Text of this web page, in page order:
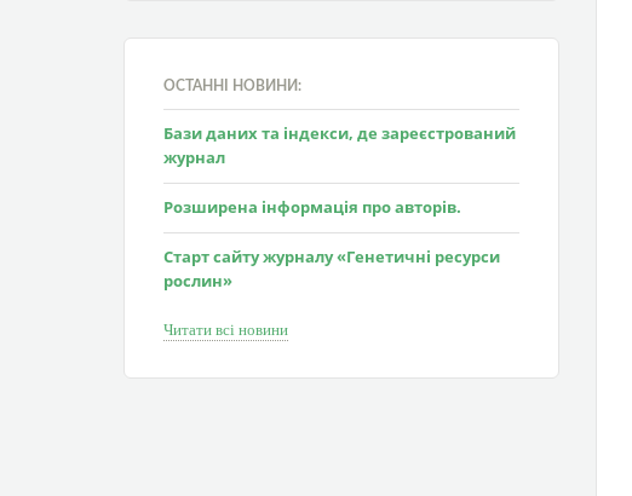
ОСТАННІ НОВИНИ:
Бази даних та індекси, де зареєстрований
журнал
Розширена інформація про авторів.
Старт сайту журналу «Генетичні ресурси
рослин»
Читати всі новини